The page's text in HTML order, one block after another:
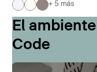
+ 5 más
El
Code